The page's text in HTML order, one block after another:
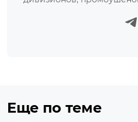
Еще по теме